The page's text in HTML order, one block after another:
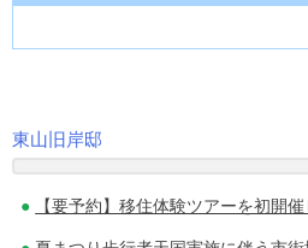
投
稿
東山旧岸邸
【要予約】移住体験ツアーを初開